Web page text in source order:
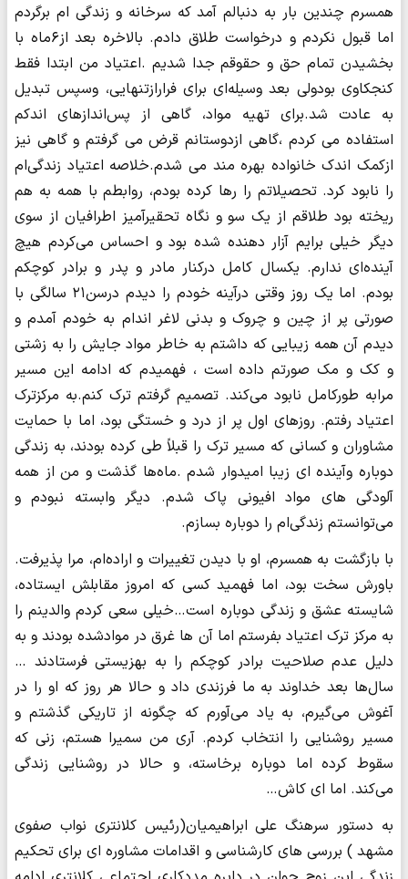
همسرم چندین بار به دنبالم آمد که سرخانه و زندگی ام برگردم
اما قبول نکردم و درخواست طلاق دادم. بالاخره بعد از۶ماه با
بخشیدن تمام حق و حقوقم جدا شدیم .اعتیاد من ابتدا فقط
کنجکاوی بودولی بعد وسیله‌ای برای فرارازتنهایی، وسپس تبدیل
به عادت شد.برای تهیه مواد، گاهی از پس‌اندازهای اندکم
استفاده می کردم ،گاهی ازدوستانم قرض می گرفتم و گاهی نیز
ازکمک اندک خانواده بهره مند می شدم.خلاصه اعتیاد زندگی‌ام
را نابود کرد. تحصیلاتم را رها کرده بودم، روابطم با همه به هم
ریخته بود طلاقم از یک سو و نگاه تحقیرآمیز اطرافیان از سوی
دیگر خیلی برایم آزار دهنده شده بود و احساس می‌کردم هیچ
آینده‌ای ندارم. یکسال کامل درکنار مادر و پدر و برادر کوچکم
بودم. اما یک روز وقتی درآینه خودم را دیدم درسن۲۱ سالگی با
صورتی پر از چین و چروک و بدنی لاغر اندام به خودم آمدم و
دیدم آن همه زیبایی که داشتم به خاطر مواد جایش را به زشتی
و کک و مک صورتم داده است ، فهمیدم که ادامه این مسیر
مرابه طورکامل نابود می‌کند. تصمیم گرفتم ترک کنم.به مرکزترک
اعتیاد رفتم. روزهای اول پر از درد و خستگی بود، اما با حمایت
مشاوران و کسانی که مسیر ترک را قبلاً طی کرده بودند، به زندگی
دوباره وآینده ای زیبا امیدوار شدم .ماه‌ها گذشت و من از همه
آلودگی های مواد افیونی پاک شدم. دیگر وابسته نبودم و
می‌توانستم زندگی‌ام را دوباره بسازم.
با بازگشت به همسرم، او با دیدن تغییرات و اراده‌ام، مرا پذیرفت.
باورش سخت بود، اما فهمید کسی که امروز مقابلش ایستاده،
شایسته عشق و زندگی دوباره است…خیلی سعی کردم والدینم را
به مرکز ترک اعتیاد بفرستم اما آن ها غرق در موادشده بودند و به
دلیل عدم صلاحیت برادر کوچکم را به بهزیستی فرستادند …
سال‌ها بعد خداوند به ما فرزندی داد و حالا هر روز که او را در
آغوش می‌گیرم، به یاد می‌آورم که چگونه از تاریکی گذشتم و
مسیر روشنایی را انتخاب کردم. آری من سمیرا هستم، زنی که
سقوط کرده اما دوباره برخاسته، و حالا در روشنایی زندگی
می‌کند. اما ای کاش…
به دستور سرهنگ علی ابراهیمیان(رئیس کلانتری نواب صفوی
مشهد ) بررسی های کارشناسی و اقدامات مشاوره ای برای تحکیم